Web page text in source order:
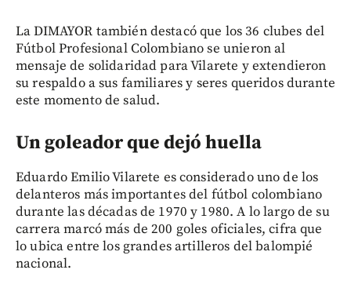
La DIMAYOR también destacó que los 36 clubes del
Fútbol Profesional Colombiano se unieron al
mensaje de solidaridad para Vilarete y extendieron
su respaldo a sus familiares y seres queridos durante
este momento de salud.
Un goleador que dejó huella
Eduardo Emilio Vilarete es considerado uno de los
delanteros más importantes del fútbol colombiano
durante las décadas de 1970 y 1980. A lo largo de su
carrera marcó más de 200 goles oficiales, cifra que
lo ubica entre los grandes artilleros del balompié
nacional.